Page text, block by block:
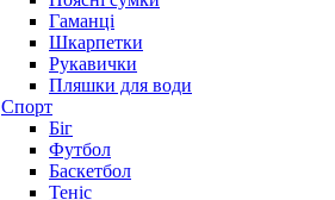
Гаманці
Шкарпетки
Рукавички
Пляшки для води
Спорт
Біг
Футбол
Баскетбол
Теніс